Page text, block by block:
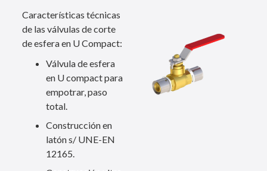
Características técnicas
de las válvulas de corte
de esfera en U Compact:
Válvula de esfera
en U compact para
empotrar, paso
total.
Construcción en
latón s/ UNE-EN
12165.